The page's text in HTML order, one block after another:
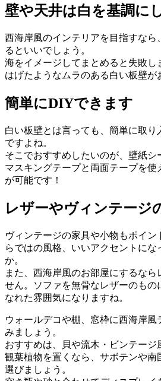
壁や天井は白を基調に
西海岸風のインテリアを目指すなら
るといいでしょう。
海をイメージしてまとめると失敗し
はげたようなムラのある白い板壁が
簡単にDIYできます
白い板壁とは言っても、簡単に取り
ですよね。
そこでおすすめしたいのが、壁紙シ
マスキングテープと両面テープを使
が可能です！
レザーやヴィンテージ
ヴィンテージの家具や小物もポイン
らではの風格、いいアクセントにな
か。
また、西海岸風のお部屋にするなら
せん。ソファを無骨なレザーのもの
なれた雰囲気になりますね。
ウォールデコや棚、窓枠に西海岸風
みましょう。
おすすめは、貝や流木・ビンテージ
観葉植物を置くなら、サボテンや南
選びましょう。